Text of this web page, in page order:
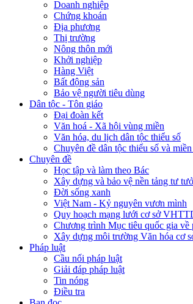
Doanh nghiệp
Chứng khoán
Địa phương
Thị trường
Nông thôn mới
Khởi nghiệp
Hàng Việt
Bất động sản
Bảo vệ người tiêu dùng
Dân tộc - Tôn giáo
Đại đoàn kết
Văn hoá - Xã hội vùng miền
Văn hóa, du lịch dân tộc thiểu số
Chuyên đề dân tộc thiểu số và
Chuyên đề
Học tập và làm theo Bác
Xây dựng và bảo vệ nền tảng tư
Đời sống xanh
Việt Nam - Kỷ nguyên vươn mình
Quy hoạch mạng lưới cơ sở
Chương trình Mục tiêu quốc gia về
Xây dựng môi trường Văn hóa cơ
Pháp luật
Cầu nối pháp luật
Giải đáp pháp luật
Tin nóng
Điều tra